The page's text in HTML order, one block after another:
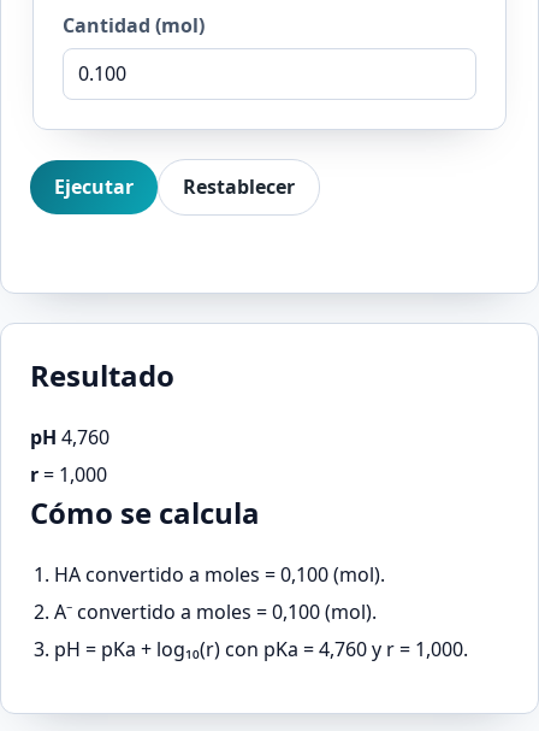
Cantidad (mol)
Ejecutar Restablecer
Resultado
pH 4,760
r= 1,000
Cómo se calcula
HA convertido a moles = 0,100 (mol).
A⁻ convertido a moles = 0,100 (mol).
pH = pKa + log₁₀(r) con pKa = 4,760 y r = 1,000.